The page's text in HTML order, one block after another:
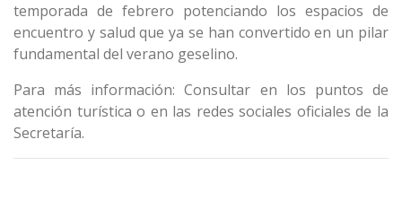
temporada de febrero potenciando los espacios de
encuentro y salud que ya se han convertido en un pilar
fundamental del verano geselino.
Para más información: Consultar en los puntos de
atención turística o en las redes sociales oficiales de la
Secretaría.